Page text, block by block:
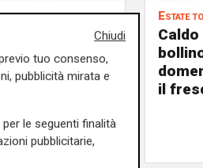
nessuno, ma
verso chi
07/08/2026
Estate
il
Chiudi
tuo consenso,
pubblicità mirata e
le seguenti finalità
pubblicitarie,